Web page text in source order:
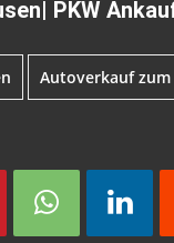
PKW
Autoverkauf